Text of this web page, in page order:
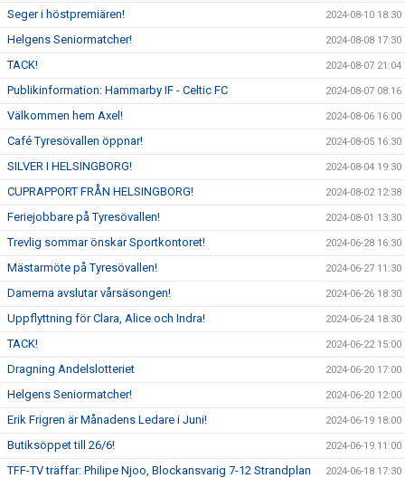
Seger i höstpremiären! 2024-08-10 18:30
Helgens Seniormatcher! 2024-08-08 17:30
TACK! 2024-08-07 21:04
Publikinformation: Hammarby IF - Celtic FC 2024-08-07 08:16
Välkommen hem Axel! 2024-08-06 16:00
Café Tyresövallen öppnar! 2024-08-05 16:30
SILVER I HELSINGBORG! 2024-08-04 19:30
CUPRAPPORT FRÅN HELSINGBORG! 2024-08-02 12:38
Feriejobbare på Tyresövallen! 2024-08-01 13:30
Trevlig sommar önskar Sportkontoret! 2024-06-28 16:30
Mästarmöte på Tyresövallen! 2024-06-27 11:30
Damerna avslutar vårsäsongen! 2024-06-26 18:30
Uppflyttning för Clara, Alice och Indra! 2024-06-24 18:30
TACK! 2024-06-22 15:00
Dragning Andelslotteriet 2024-06-20 17:00
Helgens Seniormatcher! 2024-06-20 12:00
Erik Frigren är Månadens Ledare i Juni! 2024-06-19 18:00
Butiksöppet till 26/6! 2024-06-19 11:00
TFF-TV träffar: Philipe Njoo, Blockansvarig 7-12 Strandplan 2024-06-18 17:30